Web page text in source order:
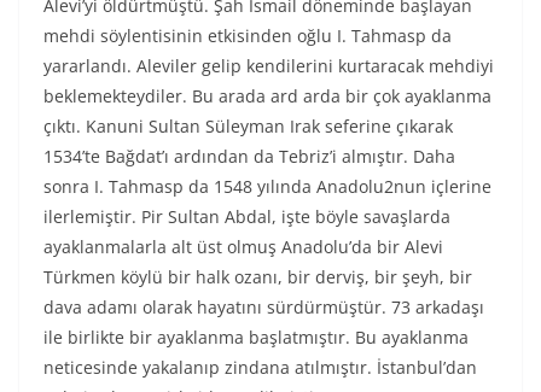
Alevi’yi öldürtmüştü. Şah İsmail döneminde başlayan
mehdi söylentisinin etkisinden oğlu I. Tahmasp da
yararlandı. Aleviler gelip kendilerini kurtaracak mehdiyi
beklemekteydiler. Bu arada ard arda bir çok ayaklanma
çıktı. Kanuni Sultan Süleyman Irak seferine çıkarak
1534’te Bağdat’ı ardından da Tebriz’i almıştır. Daha
sonra I. Tahmasp da 1548 yılında Anadolu2nun içlerine
ilerlemiştir. Pir Sultan Abdal, işte böyle savaşlarda
ayaklanmalarla alt üst olmuş Anadolu’da bir Alevi
Türkmen köylü bir halk ozanı, bir derviş, bir şeyh, bir
dava adamı olarak hayatını sürdürmüştür. 73 arkadaşı
ile birlikte bir ayaklanma başlatmıştır. Bu ayaklanma
neticesinde yakalanıp zindana atılmıştır. İstanbul’dan